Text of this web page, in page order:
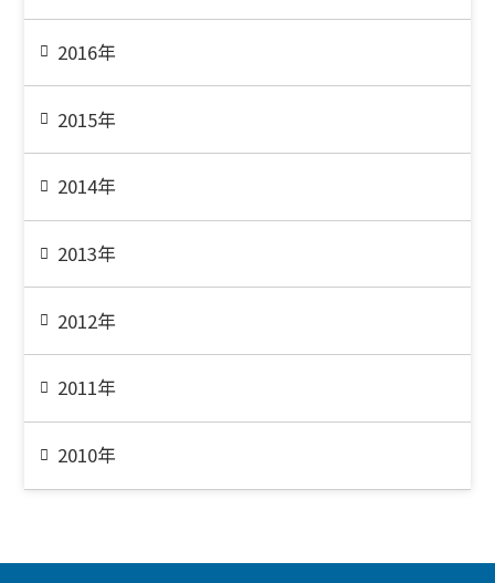
2016年
2015年
2014年
2013年
2012年
2011年
2010年